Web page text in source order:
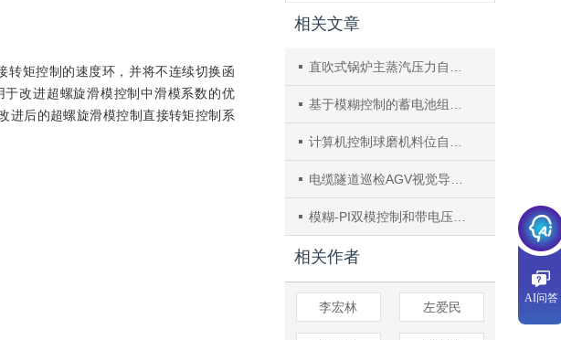
转矩控制的速度环，并将不连续切换函
改进超螺旋滑模控制中滑模系数的优
进后的超螺旋滑模控制直接转矩控制系
相关文章
直吹式锅炉主蒸汽压力自动调节系统的研究
基于模糊控制的蓄电池组在线自动维护设备的研究
计算机控制球磨机料位自动系统在发电厂中的应用
电缆隧道巡检AGV视觉导引技术的研究
模糊-PI双模控制和带电压反馈非线性最优励磁控制器的设计
相关作者
李宏林 左爱民
AI问答